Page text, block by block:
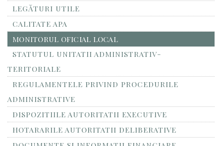
LEGĂTURI UTILE
CALITATE APA
MONITORUL OFICIAL LOCAL
STATUTUL UNITATII ADMINISTRATIV-
TERITORIALE
REGULAMENTELE PRIVIND PROCEDURILE
ADMINISTRATIVE
DISPOZITIILE AUTORITATII EXECUTIVE
HOTARARILE AUTORITATII DELIBERATIVE